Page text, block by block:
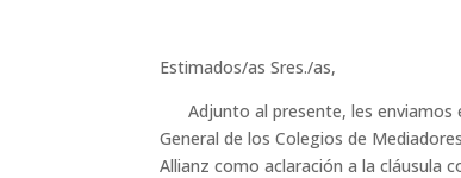
Estimados/as Sres./as,
Adjunto al presente, les enviamos
General de los Colegios de
Allianz como aclaración a la cláusula